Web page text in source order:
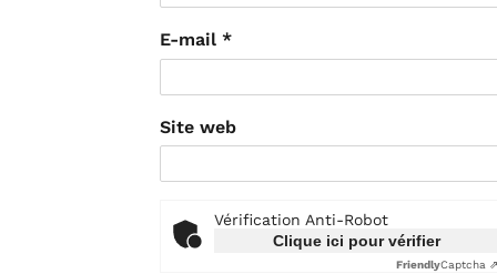
E-mail *
Site web
Vérification Anti-Robot
Clique ici pour vérifier
FriendlyCaptcha ⇗